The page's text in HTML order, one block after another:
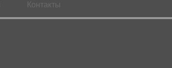
Контакты